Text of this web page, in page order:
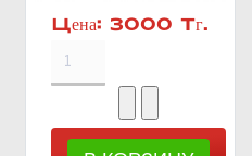
Цена: 3000 Тг.